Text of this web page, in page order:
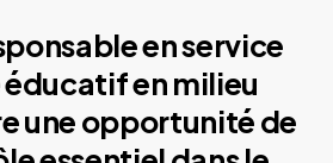
en service
en milieu
une opportunité de